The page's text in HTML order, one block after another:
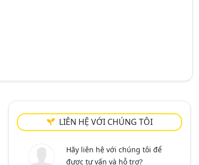
LIÊN HỆ VỚI CHÚNG TÔI
Hãy liên hệ với chúng tôi để
được tư vấn và hỗ trợ?